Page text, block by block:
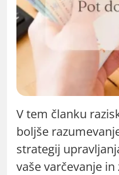
V tem članku
boljše
strategij
vaše varčevanje